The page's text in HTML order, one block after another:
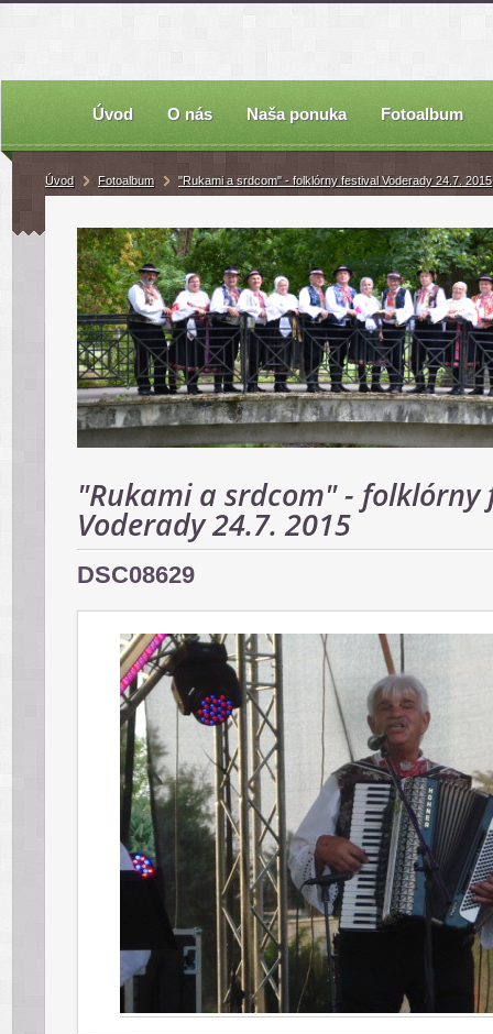
Úvod O nás Naša ponuka Fotoalbum
Úvod Fotoalbum "Rukami a srdcom" - folklórny festival Voderady 24.7. 2015
"Rukami a srdcom" - folklórny
Voderady 24.7. 2015
DSC08629